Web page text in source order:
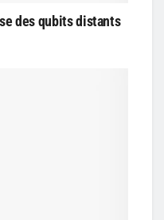
des qubits distants